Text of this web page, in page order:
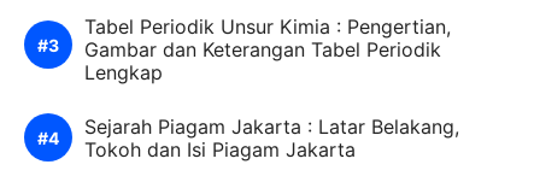
Tabel Periodik Unsur Kimia : Pengertian,
Gambar dan Keterangan Tabel Periodik
Lengkap
Sejarah Piagam Jakarta : Latar Belakang,
Tokoh dan Isi Piagam Jakarta